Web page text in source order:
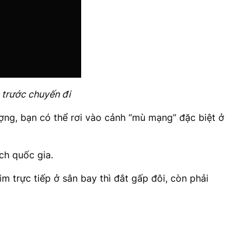
trước chuyến đi
bạn có thể rơi vào cảnh “mù mạng” đặc biệt ở
quốc gia.
trực tiếp ở sân bay thì đắt gấp đôi, còn phải